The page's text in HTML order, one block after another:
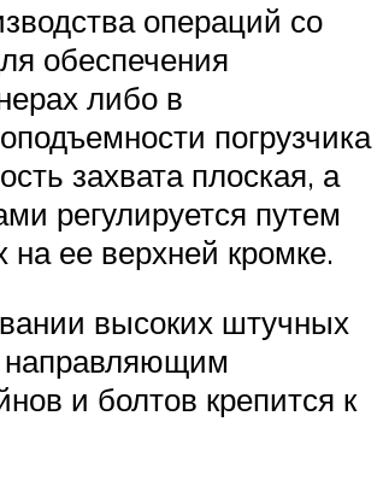
операций со
обеспечения
либо в
погрузчика
захвата плоская, а
регулируется путем
на ее верхней кромке.
высоких штучных
направляющим
и болтов крепится к